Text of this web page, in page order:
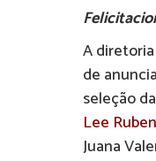
A
de
seleção da
Lee
Juana